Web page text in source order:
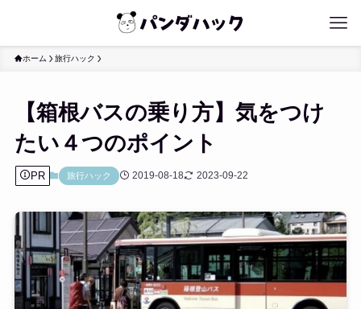
ホーム 旅行ハック
【箱根バスの乗り方】気をつけ
たい４つのポイント
PR 旅行ハック 2019-08-18 2023-09-22